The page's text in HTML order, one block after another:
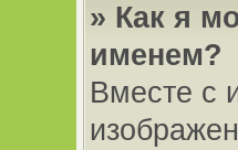
» Как я
именем?
Вместе с